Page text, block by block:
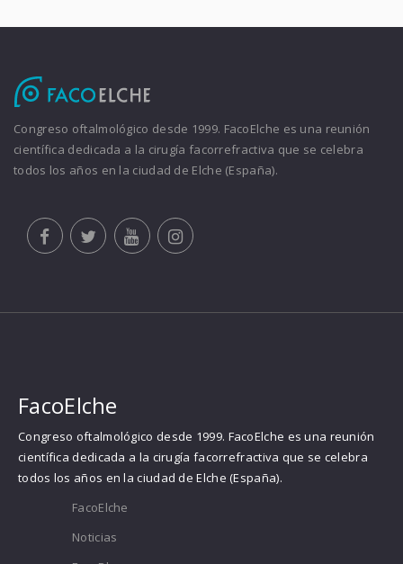
Congreso oftalmológico desde 1999. FacoElche es una reunión
científica dedicada a la cirugía facorrefractiva que se celebra
todos los años en la ciudad de Elche (España).
FacoElche
Congreso oftalmológico desde 1999. FacoElche es una reunión
científica dedicada a la cirugía facorrefractiva que se celebra
todos los años en la ciudad de Elche (España).
FacoElche
Noticias